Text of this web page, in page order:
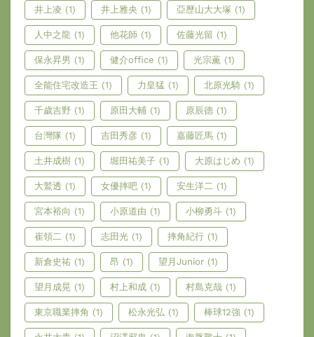
井上凌 (1) 井上雅央 (1) 亞歷山大大塚 (1)
人中之龍 (1) 他花師 (1) 佐藤光留 (1)
保永昇男 (1) 健介office (1) 光宗薫 (1)
全能住宅改造王 (1) 力皇猛 (1) 北原光騎 (1)
千歲吉野 (1) 原田大輔 (1) 原辰德 (1)
台灣隊 (1) 吉田秀彦 (1) 嘉藤匠馬 (1)
土井成樹 (1) 堀田祐美子 (1) 大原はじめ (1)
大鷲透 (1) 女優摔吧 (1) 安生洋二 (1)
宮本裕向 (1) 小原道由 (1) 小柳勇斗 (1)
崔領二 (1) 志田光 (1) 摔角紀行 (1)
新倉史祐 (1) 昂 (1) 望月Junior (1)
望月成晃 (1) 村上和成 (1) 村島克哉 (1)
東京職業摔角 (1) 松永光弘 (1) 棒球12強 (1)